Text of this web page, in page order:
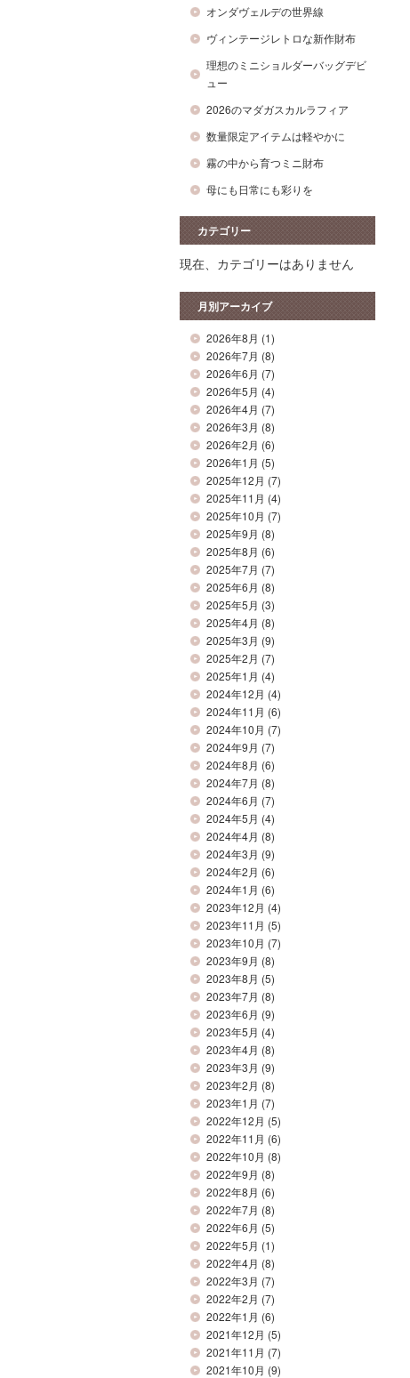
オンダヴェルデの世界線
ヴィンテージレトロな新作財布
理想のミニショルダーバッグデビ
ュー
2026のマダガスカルラフィア
数量限定アイテムは軽やかに
霧の中から育つミニ財布
母にも日常にも彩りを
カテゴリー
現在、カテゴリーはありません
月別アーカイブ
2026年8月 (1)
2026年7月 (8)
2026年6月 (7)
2026年5月 (4)
2026年4月 (7)
2026年3月 (8)
2026年2月 (6)
2026年1月 (5)
2025年12月 (7)
2025年11月 (4)
2025年10月 (7)
2025年9月 (8)
2025年8月 (6)
2025年7月 (7)
2025年6月 (8)
2025年5月 (3)
2025年4月 (8)
2025年3月 (9)
2025年2月 (7)
2025年1月 (4)
2024年12月 (4)
2024年11月 (6)
2024年10月 (7)
2024年9月 (7)
2024年8月 (6)
2024年7月 (8)
2024年6月 (7)
2024年5月 (4)
2024年4月 (8)
2024年3月 (9)
2024年2月 (6)
2024年1月 (6)
2023年12月 (4)
2023年11月 (5)
2023年10月 (7)
2023年9月 (8)
2023年8月 (5)
2023年7月 (8)
2023年6月 (9)
2023年5月 (4)
2023年4月 (8)
2023年3月 (9)
2023年2月 (8)
2023年1月 (7)
2022年12月 (5)
2022年11月 (6)
2022年10月 (8)
2022年9月 (8)
2022年8月 (6)
2022年7月 (8)
2022年6月 (5)
2022年5月 (1)
2022年4月 (8)
2022年3月 (7)
2022年2月 (7)
2022年1月 (6)
2021年12月 (5)
2021年11月 (7)
2021年10月 (9)